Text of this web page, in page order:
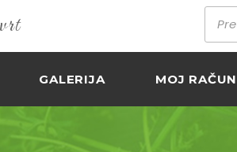
GALERIJA MOJ RAČUN